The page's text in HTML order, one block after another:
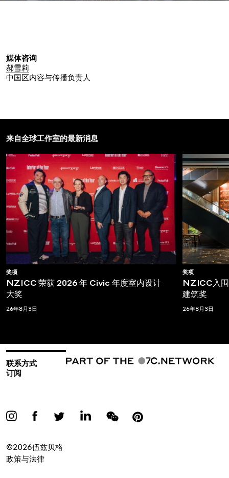
媒体咨询
郝雪莉
中国区内容与传播负责人
来自全球工作室的最新消息
奖项
NZICC 荣获 2026 年 Civic 年度室内设计
大奖
26年8月3日
奖项
NZICC入
建筑奖
26年8月3日
联系方式
订阅
©2026伍兹贝格
政策与法律